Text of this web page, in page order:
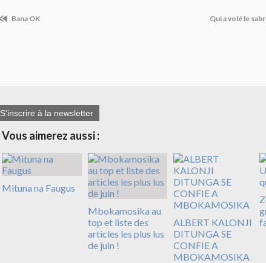
Bana OK Qui a volé le
S'inscrire à la newsletter
Vous aimerez aussi :
Mituna na Faugus
Mbokamosika au
top et liste des
articles les plus lus
de juin !
ALBERT KALONJI
DITUNGA SE
CONFIE A
MBOKAMOSIKA